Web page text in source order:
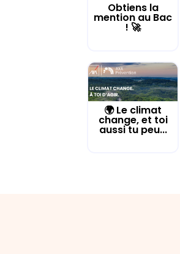
Obtiens la
mention au Bac
! 🚀
🌍 Le climat
change, et toi
aussi tu peu...